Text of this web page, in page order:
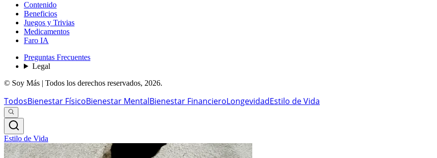
Contenido
Beneficios
Juegos y Trivias
Medicamentos
Faro IA
Preguntas Frecuentes
Legal
© Soy Más | Todos los derechos reservados, 2026.
TodosBienestar FísicoBienestar MentalBienestar FinancieroLongevidadEstilo de Vida
Estilo de Vida